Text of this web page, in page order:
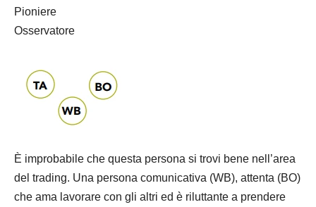
Pioniere
Osservatore
È improbabile che questa persona si trovi bene nell’area
del trading. Una persona comunicativa (WB), attenta (BO)
che ama lavorare con gli altri ed è riluttante a prendere